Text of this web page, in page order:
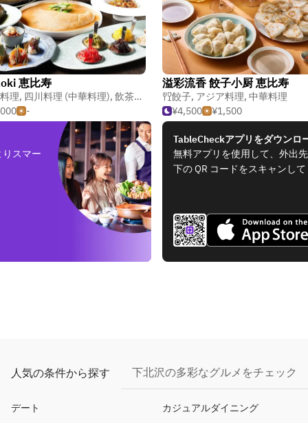
恵比寿
理, 四川料理 (中華料理), 飲茶・点心
-
溢彩流香 餃子小厨 恵比寿
餃子, アジア料理, 中華料理
¥4,500
¥1,500
スマー
TableCheckアプリをダウンロ
無料アプリを使用して、外出
下の QR コードをスキャンし
人気の条件から探す 下北沢の多彩なグルメをチェック
デート カジュアルダイニング